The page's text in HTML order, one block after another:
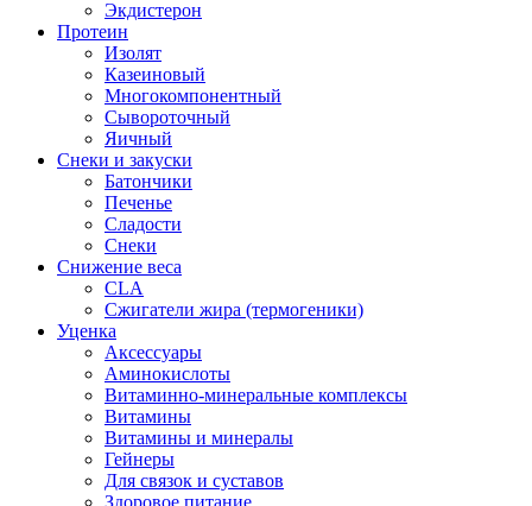
Экдистерон
Протеин
Изолят
Казеиновый
Многокомпонентный
Сывороточный
Яичный
Снеки и закуски
Батончики
Печенье
Сладости
Снеки
Снижение веса
CLA
Сжигатели жира (термогеники)
Уценка
Аксессуары
Аминокислоты
Витаминно-минеральные комплексы
Витамины
Витамины и минералы
Гейнеры
Для связок и суставов
Здоровое питание